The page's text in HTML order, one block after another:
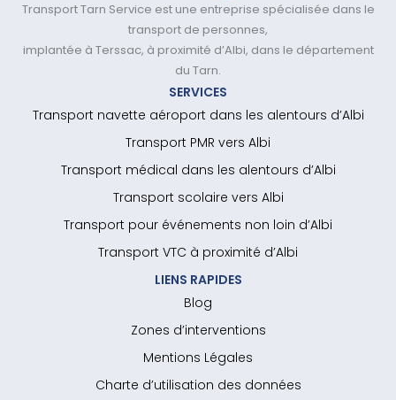
Transport Tarn Service est une entreprise spécialisée dans le
transport de personnes,
implantée à Terssac, à proximité d’Albi, dans le département
du Tarn.
SERVICES
Transport navette aéroport dans les alentours d’Albi
Transport PMR vers Albi
Transport médical dans les alentours d’Albi
Transport scolaire vers Albi
Transport pour événements non loin d’Albi
Transport VTC à proximité d’Albi
LIENS RAPIDES
Blog
Zones d’interventions
Mentions Légales
Charte d’utilisation des données